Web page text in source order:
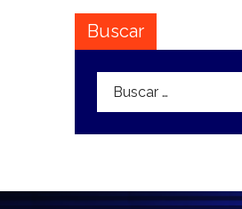
Buscar
Buscar: